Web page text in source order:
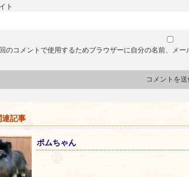
ト
のコメントで使用するためブラウザーに自分の名前、メー
記事
ポムちゃん